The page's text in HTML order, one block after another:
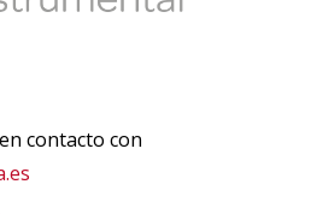
contacto con